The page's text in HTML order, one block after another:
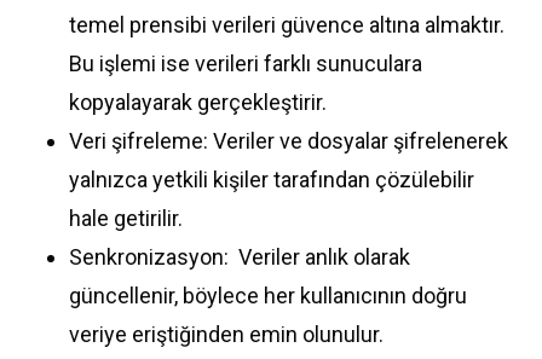
temel prensibi verileri güvence altına almaktır.
Bu işlemi ise verileri farklı sunuculara
kopyalayarak gerçekleştirir.
Veri şifreleme: Veriler ve dosyalar şifrelenerek
yalnızca yetkili kişiler tarafından çözülebilir
hale getirilir.
Senkronizasyon: Veriler anlık olarak
güncellenir, böylece her kullanıcının doğru
veriye eriştiğinden emin olunulur.